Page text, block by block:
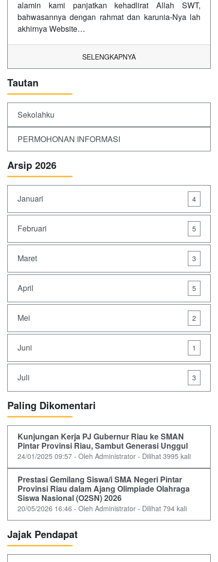
alamin kami panjatkan kehadlirat Allah SWT,
bahwasannya dengan rahmat dan karunia-Nya lah
akhirnya Website…
SELENGKAPNYA
Tautan
Sekolahku
PERMOHONAN INFORMASI
Arsip 2026
Januari 4
Februari 5
Maret 3
April 5
Mei 2
Juni 1
Juli 3
Paling Dikomentari
Kunjungan Kerja PJ Gubernur Riau ke SMAN
Pintar Provinsi Riau, Sambut Generasi Unggul
24/01/2025 09:57 - Oleh Administrator - Dilihat 3995 kali
Prestasi Gemilang Siswa/i SMA Negeri Pintar
Provinsi Riau dalam Ajang Olimpiade Olahraga
Siswa Nasional (O2SN) 2026
20/05/2026 16:46 - Oleh Administrator - Dilihat 794 kali
Jajak Pendapat